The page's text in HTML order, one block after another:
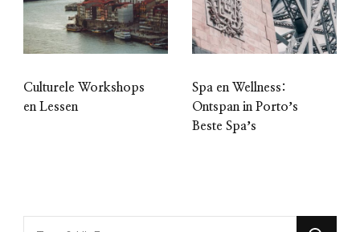
Culturele Workshops
en Lessen
Spa en Wellness:
Ontspan in Portoʼs
Beste Spaʼs
Looking